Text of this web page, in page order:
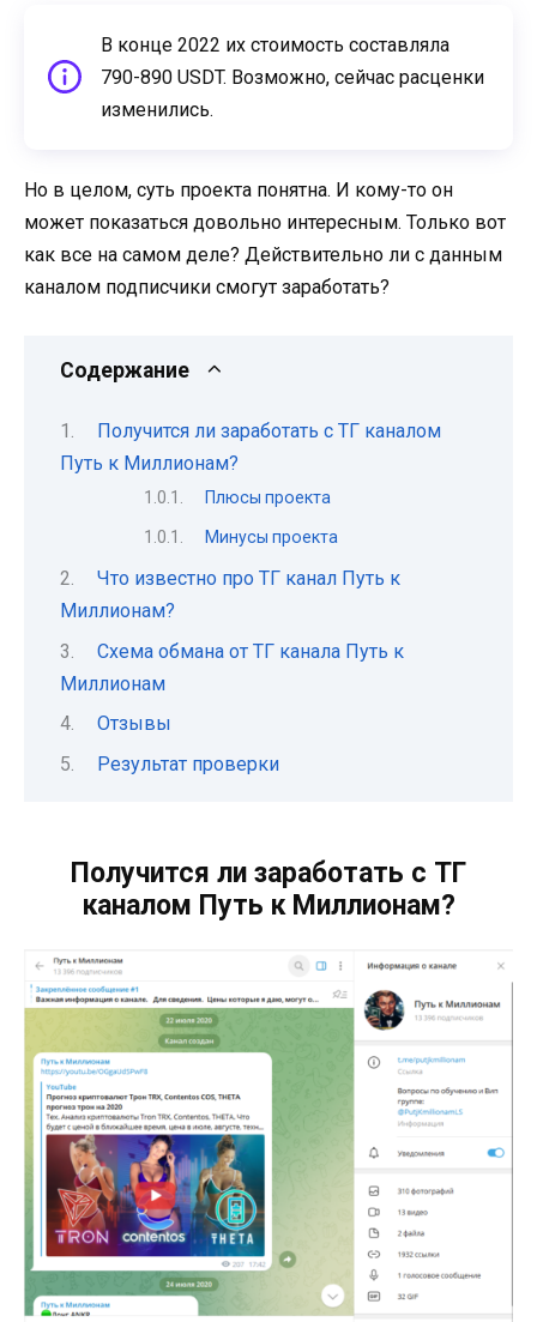
В конце 2022 их стоимость составляла
790-890 USDT. Возможно, сейчас расценки
изменились.
Но в целом, суть проекта понятна. И кому-то он
может показаться довольно интересным. Только вот
как все на самом деле? Действительно ли с данным
каналом подписчики смогут заработать?
Содержание
Получится ли заработать с ТГ каналом
Путь к Миллионам?
Плюсы проекта
Минусы проекта
Что известно про ТГ канал Путь к
Миллионам?
Схема обмана от ТГ канала Путь к
Миллионам
Отзывы
Результат проверки
Получится ли заработать с ТГ
каналом Путь к Миллионам?